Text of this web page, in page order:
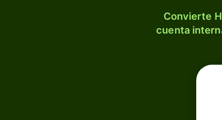
Convierte
cuenta